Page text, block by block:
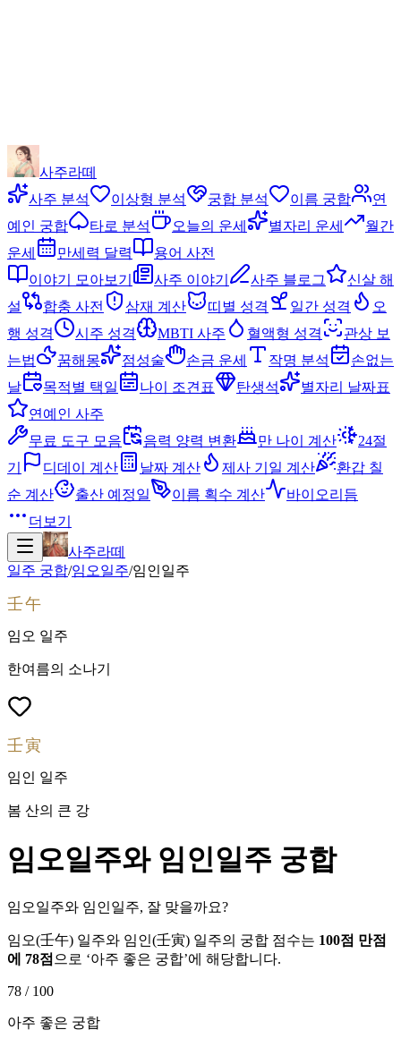
사주라떼
사주 분석
이상형 분석 궁합 분석 이름 궁합
연
예인 궁합
타로 분석 오늘의 운세 별자리 운세
월간
운세
만세력 달력
용어 사전
이야기 모아보기
사주 이야기 사주 블로그
신살 해
설
합충 사전 삼재 계산 띠별 성격 일간 성격
오
행 성격
시주 성격 MBTI 사주 혈액형 성격
관상 보
는법
꿈해몽 점성술 손금 운세 작명 분석
손없는
날
목적별 택일 나이 조견표 탄생석
별자리 날짜표
연예인 사주
무료 도구 모음
음력 양력 변환 만 나이 계산
24절
기
디데이 계산 날짜 계산 제사 기일 계산
환갑 칠
순 계산
출산 예정일 이름 획수 계산
바이오리듬
더보기
사주라떼
일주 궁합/임오일주/임인일주
壬午
임오 일주
한여름의 소나기
壬寅
임인 일주
봄 산의 큰 강
임오일주와 임인일주 궁합
임오일주와 임인일주, 잘 맞을까요?
임오(壬午) 일주와 임인(壬寅) 일주의 궁합 점수는 100점 만점
에 78점 으로 ‘아주 좋은 궁합’에 해당합니다.
78 / 100
아주 좋은 궁합